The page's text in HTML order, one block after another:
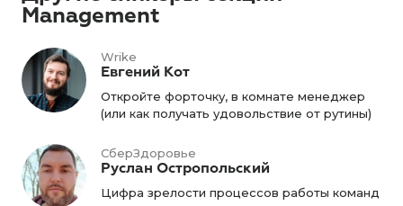
Management
Wrike
Евгений Кот
Откройте форточку, в комнате менеджер
(или как получать удовольствие от рутины)
СберЗдоровье
Руслан Остропольский
Цифра зрелости процессов работы команд